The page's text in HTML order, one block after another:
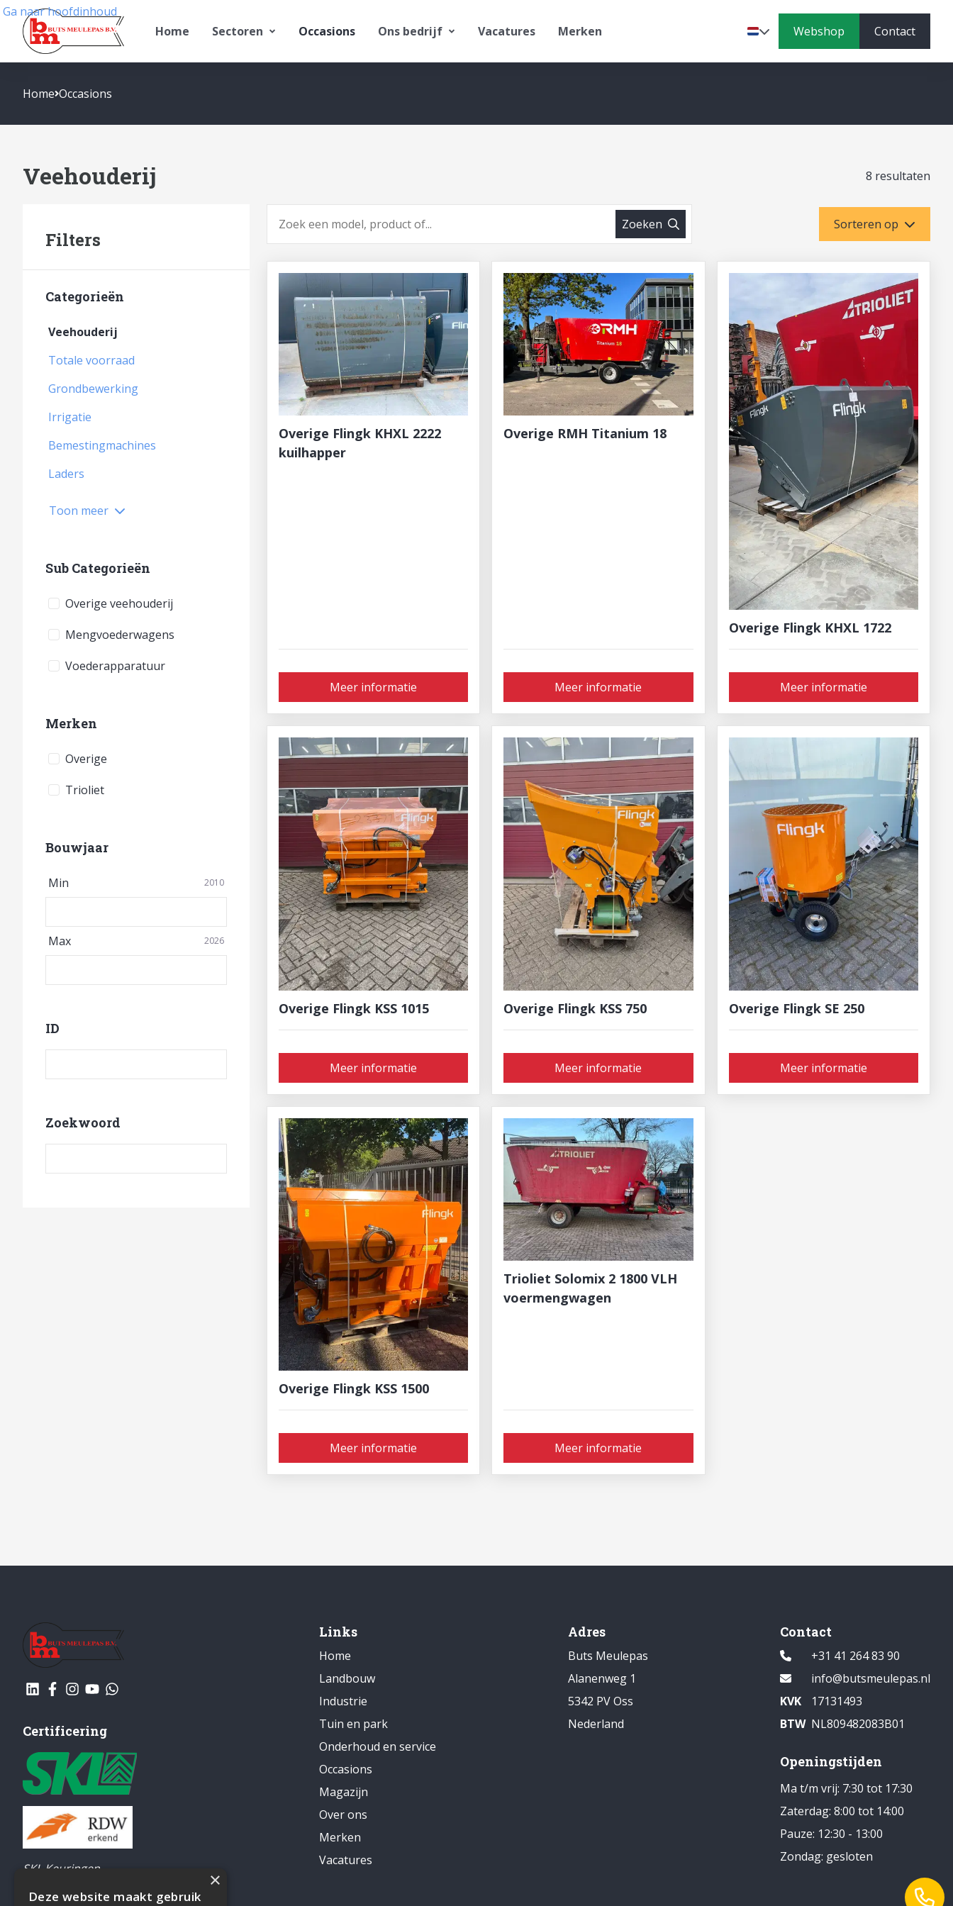
Ga naar hoofdinhoud
Home
Sectoren Occasions Ons bedrijf Vacatures Merken Taal Webshop Contact
Home Occasions
Veehouderij 8 resultaten
Filters
Categorieën
Veehouderij
Totale voorraad
Grondbewerking
Irrigatie
Bemestingmachines
Laders
Toon meer
Sub Categorieën
Overige veehouderij
Mengvoederwagens
Voederapparatuur
Merken
Overige
Trioliet
Bouwjaar
Min 2010
Max 2026
ID
Zoekwoord
Zoeken Zoeken Sorteren op
Overige Flingk KHXL 2222
kuilhapper
Meer informatie
Overige RMH Titanium 18
Meer informatie
Overige Flingk KHXL 1722
Meer informatie
Overige Flingk KSS 1015
Meer informatie
Overige Flingk KSS 750
Meer informatie
Overige Flingk SE 250
Meer informatie
Overige Flingk KSS 1500
Meer informatie
Trioliet Solomix 2 1800 VLH
voermengwagen
Meer informatie
Certificering
SKL Keuringen
Elektrisch gereedschap keuren
Links
Home
Landbouw
Industrie
Tuin en park
Onderhoud en service
Occasions
Magazijn
Over ons
Merken
Vacatures
Adres
Buts Meulepas
Alanenweg 1
5342 PV Oss
Nederland
Contact
+31 41 264 83 90
info@butsmeulepas.nl
KVK
17131493
BTW NL809482083B01
Openingstijden
Ma t/m vrij: 7:30 tot 17:30
Zaterdag: 8:00 tot 14:00
Pauze: 12:30 - 13:00
Zondag: gesloten
×
Deze website maakt gebruik